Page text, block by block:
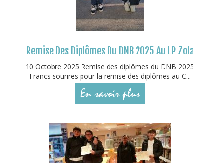
Remise Des Diplômes Du DNB 2025 Au LP Zola
10 Octobre 2025 Remise des diplômes du DNB 2025
Francs sourires pour la remise des diplômes au C...
En savoir plus